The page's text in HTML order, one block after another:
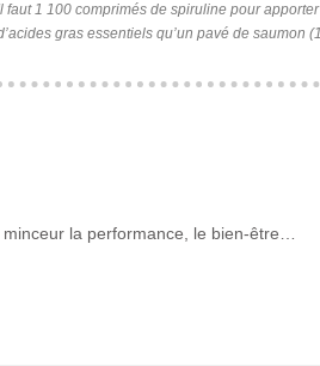
faut 1 100 comprimés de spiruline pour
gras essentiels qu’un pavé de saumon
la performance, le bien-être…